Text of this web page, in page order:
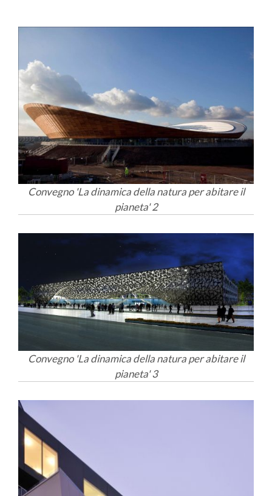
Convegno 'La dinamica della natura per abitare il
pianeta' 2
Convegno 'La dinamica della natura per abitare il
pianeta' 3